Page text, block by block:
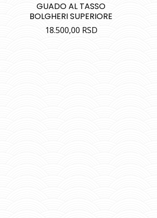
GUADO AL TASSO
BOLGHERI SUPERIORE
18.500,00 RSD